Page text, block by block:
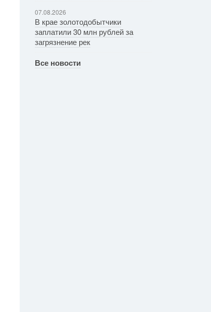
07.08.2026
В крае золотодобытчики
заплатили 30 млн рублей за
загрязнение рек
Все новости